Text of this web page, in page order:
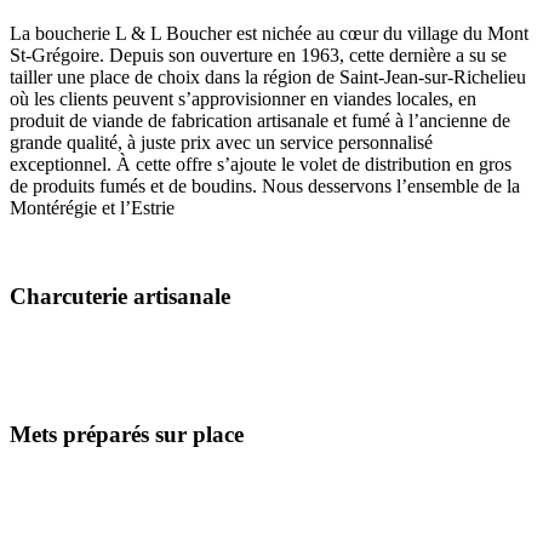
La boucherie L & L Boucher est nichée au cœur du village du Mont
St-Grégoire. Depuis son ouverture en 1963, cette dernière a su se
tailler une place de choix dans la région de Saint-Jean-sur-Richelieu
où les clients peuvent s’approvisionner en viandes locales, en
produit de viande de fabrication artisanale et fumé à l’ancienne de
grande qualité, à juste prix avec un service personnalisé
exceptionnel. À cette offre s’ajoute le volet de distribution en gros
de produits fumés et de boudins. Nous desservons l’ensemble de la
Montérégie et l’Estrie
Charcuterie artisanale
Mets préparés sur place